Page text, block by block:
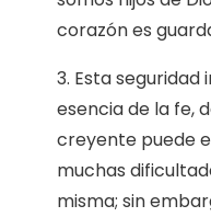
corazón es
3. Esta
esencia de la fe,
creyente puede
muchas
misma; sin